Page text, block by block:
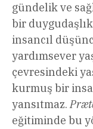
gündelik ve
bir duygudaşlık
insancıl
yardımsever
çevresindeki
kurmuş bir
yansıtmaz.
eğitiminde bu